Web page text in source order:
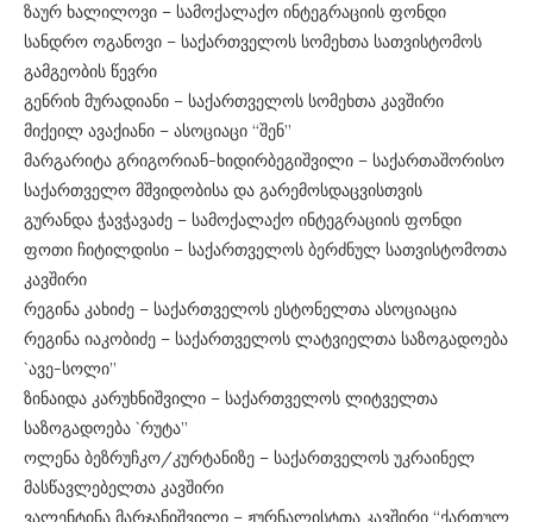
ზაურ ხალილოვი – სამოქალაქო ინტეგრაციის ფონდი
სანდრო ოგანოვი – საქართველოს სომეხთა სათვისტომოს
გამგეობის წევრი
გენრიხ მურადიანი – საქართველოს სომეხთა კავშირი
მიქეილ ავაქიანი – ასოციაცი “შენ”
მარგარიტა გრიგორიან-ხიდირბეგიშვილი – საქართაშორისო
საქართველო მშვიდობისა და გარემოსდაცვისთვის
გურანდა ჭავჭავაძე – სამოქალაქო ინტეგრაციის ფონდი
ფოთი ჩიტილდისი – საქართველოს ბერძნულ სათვისტომოთა
კავშირი
რეგინა კახიძე – საქართველოს ესტონელთა ასოციაცია
რეგინა იაკობიძე – საქართველოს ლატვიელთა საზოგადოება
`ავე-სოლი”
ზინაიდა კარუხნიშვილი – საქართველოს ლიტველთა
საზოგადოება `რუტა”
ოლენა ბეზრუჩკო/კურტანიზე – საქართველოს უკრაინელ
მასწავლებელთა კავშირი
ვალენტინა მარჯანიშვილი – ჟურნალისტთა კავშირი “ქართულ